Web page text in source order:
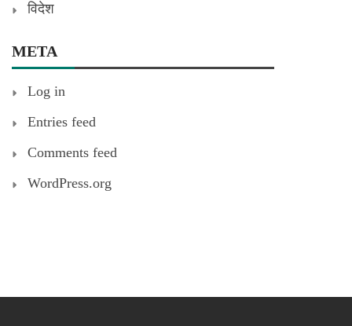
विदेश
META
Log in
Entries feed
Comments feed
WordPress.org